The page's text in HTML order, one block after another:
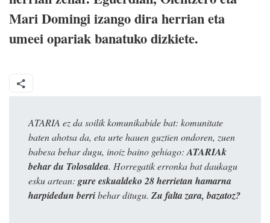
Mari Domingi izango dira herrian eta
umeei opariak banatuko dizkiete.
ATARIA ez da soilik komunikabide bat: komunitate
baten ahotsa da, eta urte hauen guztien ondoren, zuen
babesa behar dugu, inoiz baino gehiago: ATARIAk
behar du Tolosaldea. Horregatik erronka bat daukagu
esku artean: gure eskualdeko 28 herrietan hamarna
harpidedun berribehar ditugu. Zu falta zara, bazatoz?